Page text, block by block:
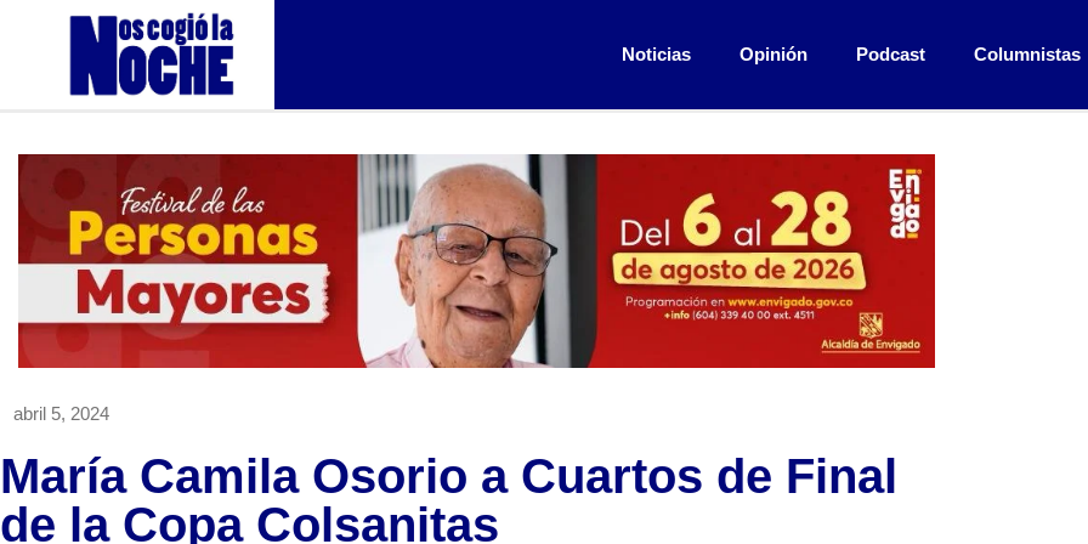
Noticias Opinión Podcast Columnistas
abril 5, 2024
María Camila Osorio a Cuartos de Final
de la Copa Colsanitas